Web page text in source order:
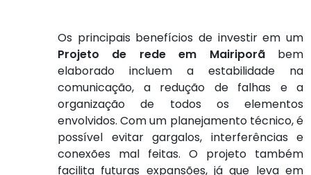
Os principais benefícios de investir em um
Projeto de rede em Mairiporãbem
elaborado incluem a estabilidade na
comunicação, a redução de falhas e a
organização de todos os elementos
envolvidos. Com um planejamento técnico, é
possível evitar gargalos, interferências e
conexões mal feitas. O projeto também
facilita futuras expansões, já que leva em